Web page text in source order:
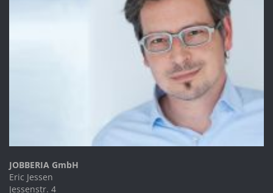
JOBBERIA GmbH
Eric Jessen
Jessenstr. 4